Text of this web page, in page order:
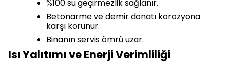
%100 su geçirmezlik sağlanır.
Betonarme ve demir donatı korozyona
karşı korunur.
Binanın servis ömrü uzar.
Isı Yalıtımı ve Enerji Verimliliği